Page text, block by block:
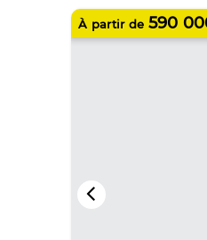
À partir de 590